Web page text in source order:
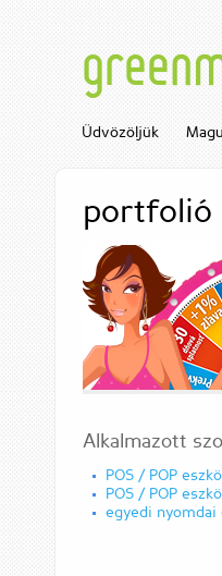
Üdvözöljük
portfolió
Alkalmazott
POS / POP
POS / POP
egyedi nyomdai